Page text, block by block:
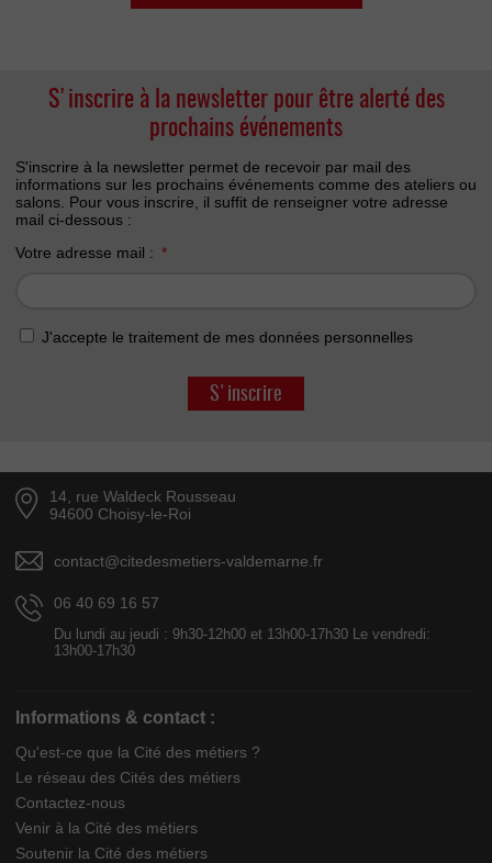
S'inscrire à la newsletter pour être alerté des
prochains événements
S'inscrire à la newsletter permet de recevoir par mail des
informations sur les prochains événements comme des ateliers ou
salons. Pour vous inscrire, il suffit de renseigner votre adresse
mail ci-dessous :
Votre adresse mail :
J'accepte le traitement de mes données personnelles
S'inscrire
14, rue Waldeck Rousseau
94600 Choisy-le-Roi
contact@citedesmetiers-valdemarne.fr
06 40 69 16 57
Du lundi au jeudi : 9h30-12h00 et 13h00-17h30 Le vendredi:
13h00-17h30
Informations & contact :
Qu'est-ce que la Cité des métiers ?
Le réseau des Cités des métiers
Contactez-nous
Venir à la Cité des métiers
Soutenir la Cité des métiers